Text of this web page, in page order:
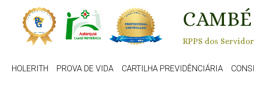
Skip to main content
RPPS dos
HOLERITH PROVA DE VIDA CARTILHA PREVIDÊNCIÁRIA